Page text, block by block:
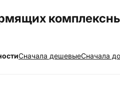
Cначала дешевыеCначала